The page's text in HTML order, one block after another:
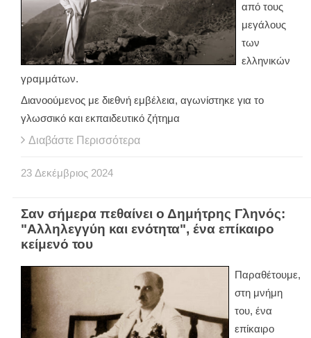
από τους
μεγάλους
των
ελληνικών
γραμμάτων.
Διανοούμενος με διεθνή εμβέλεια, αγωνίστηκε για το
γλωσσικό και εκπαιδευτικό ζήτημα
Διαβάστε Περισσότερα
23 Δεκέμβριος 2024
Σαν σήμερα πεθαίνει ο Δημήτρης Γληνός:
"Αλληλεγγύη και ενότητα", ένα επίκαιρο
κείμενό του
Παραθέτουμε,
στη μνήμη
του, ένα
επίκαιρο